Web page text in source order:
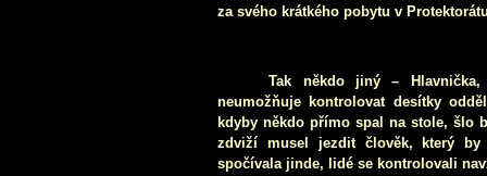
za svého krátkého pobytu v
Tak někdo jiný –
neumožňuje kontrolovat desítky
kdyby někdo přímo spal na stole, šlo
zdviží musel jezdit člověk, který
spočívala jinde, lidé se kontrolovali